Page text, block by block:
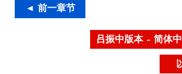
◄ 前一章节
吕振中版本 – 简体中